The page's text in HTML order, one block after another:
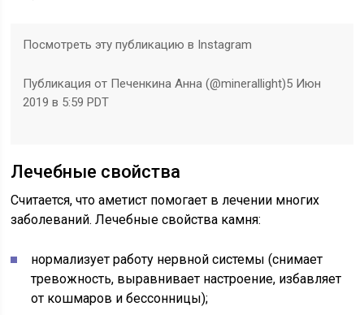
Посмотреть эту публикацию в Instagram
Публикация от Печенкина Анна (@minerallight)5 Июн
2019 в 5:59 PDT
Лечебные свойства
Считается, что аметист помогает в лечении многих
заболеваний. Лечебные свойства камня:
нормализует работу нервной системы (снимает
тревожность, выравнивает настроение, избавляет
от кошмаров и бессонницы);